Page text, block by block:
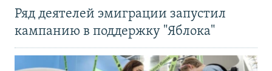
Ряд деятелей эмиграции запустил
кампанию в поддержку "Яблока"